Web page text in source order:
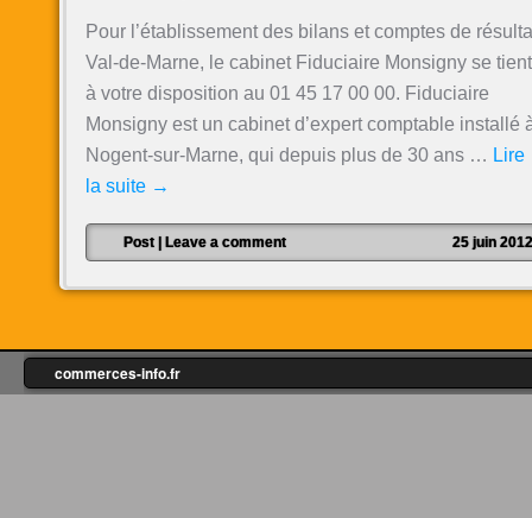
Pour l’établissement des bilans et comptes de
Val-de-Marne, le cabinet Fiduciaire Monsigny se tient
à votre disposition au 01 45 17 00 00. Fiduciaire
Monsigny est un cabinet d’expert comptable installé
Nogent-sur-Marne, qui depuis plus de 30 ans … Lire
la suite →
Post Leave a comment 25 juin 2012
commerces-info.fr